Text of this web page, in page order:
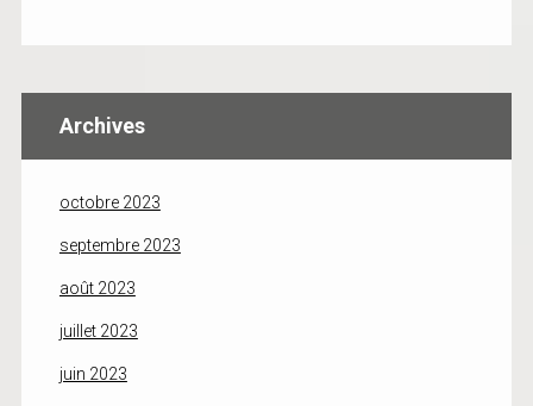
Archives
octobre 2023
septembre 2023
août 2023
juillet 2023
juin 2023